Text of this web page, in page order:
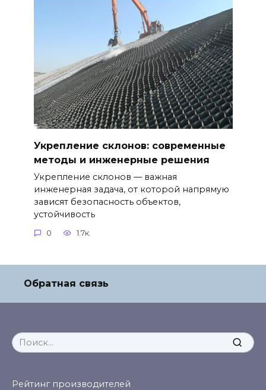
Укрепление склонов: современные
методы и инженерные решения
Укрепление склонов — важная
инженерная задача, от которой напрямую
зависят безопасность объектов,
устойчивость
0 1.7к.
Обратная связь
Search
for:
Рейтинг производителей